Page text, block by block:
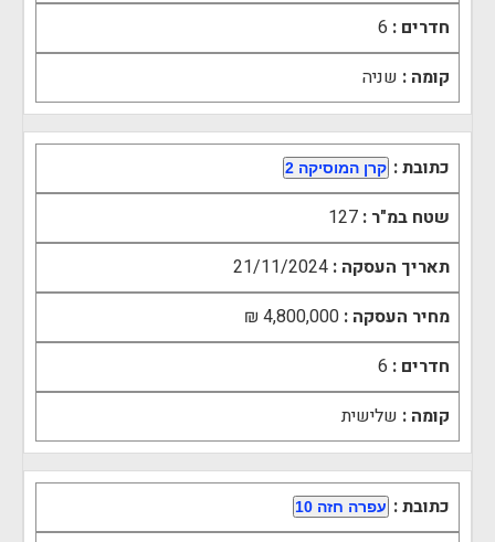
חדרים : 6
קומה : שניה
כתובת : קרן המוסיקה 2
שטח במ"ר : 127
תאריך העסקה : 21/11/2024
מחיר העסקה : 4,800,000 ₪
חדרים : 6
קומה : שלישית
כתובת : עפרה חזה 10